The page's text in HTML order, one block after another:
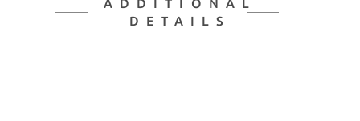
ADDITIONAL
DETAILS